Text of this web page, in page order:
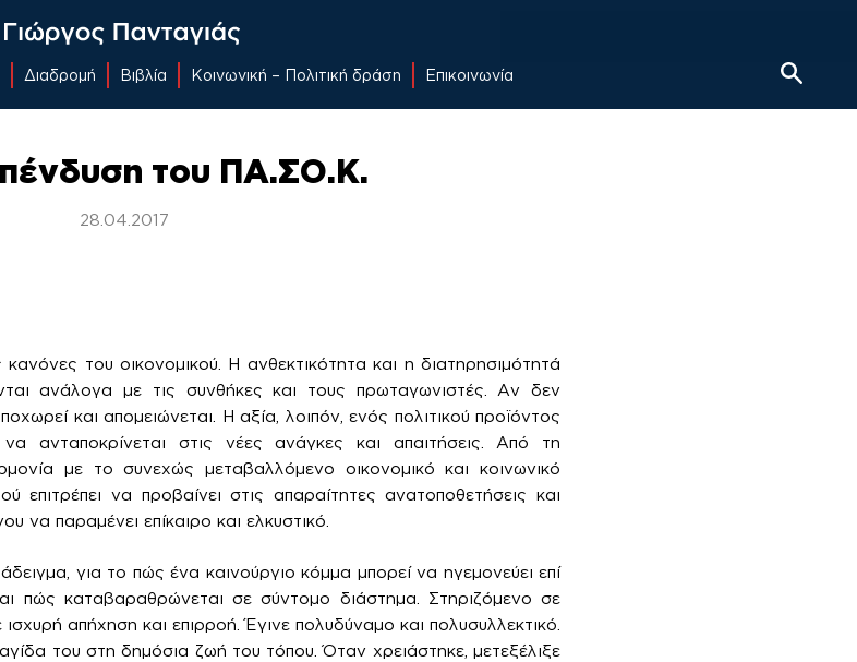
Διαδρομή Βιβλία Κοινωνική – Πολιτική δράση Επικοινωνία
του ΠΑ.ΣΟ.Κ.
28.04.2017
του οικονομικού. Η ανθεκτικότητα και η διατηρησιμότητά
ανάλογα με τις συνθήκες και τους πρωταγωνιστές. Αν δεν
και απομειώνεται. Η αξία, λοιπόν, ενός πολιτικού προϊόντος
ανταποκρίνεται στις νέες ανάγκες και απαιτήσεις. Από τη
με το συνεχώς μεταβαλλόμενο οικονομικό και κοινωνικό
επιτρέπει να προβαίνει στις απαραίτητες ανατοποθετήσεις και
να παραμένει επίκαιρο και ελκυστικό.
για το πώς ένα καινούργιο κόμμα μπορεί να ηγεμονεύει επί
πώς καταβαραθρώνεται σε σύντομο διάστημα. Στηριζόμενο σε
απήχηση και επιρροή. Έγινε πολυδύναμο και πολυσυλλεκτικό.
του στη δημόσια ζωή του τόπου. Όταν χρειάστηκε, μετεξέλιξε